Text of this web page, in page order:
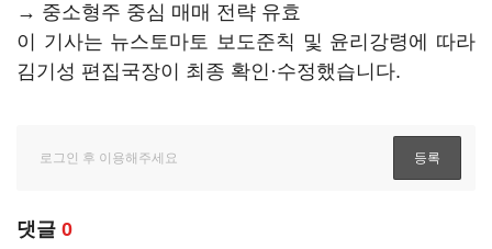
→ 중소형주 중심 매매 전략 유효
이 기사는 뉴스토마토 보도준칙 및 윤리강령에 따라
김기성 편집국장이 최종 확인·수정했습니다.
댓글 0